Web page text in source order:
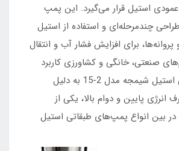
استیل قرار می‌گیرد. این پمپ
چندمرحله‌ای و استفاده از استیل
برای افزایش فشار آب و انتقال
صنعتی، خانگی و کشاورزی کاربرد
دارد. پمپ طبقاتی استیل شیمجه مدل 2-15 به دلیل
انرژی پایین و دوام بالا، یکی از
بین انواع پمپ‌های طبقاتی استیل